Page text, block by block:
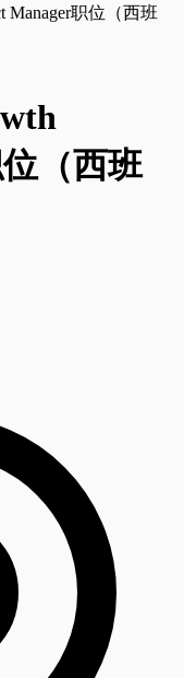
Manager职位（西班
（西班